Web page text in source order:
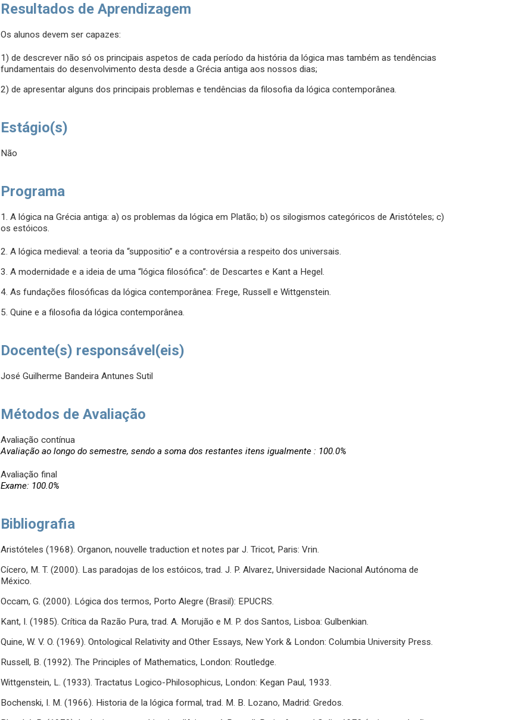
Resultados de Aprendizagem
Os alunos devem ser capazes:
1) de descrever não só os principais aspetos de cada período da história da lógica mas também as tendências
fundamentais do desenvolvimento desta desde a Grécia antiga aos nossos dias;
2) de apresentar alguns dos principais problemas e tendências da filosofia da lógica contemporânea.
Estágio(s)
Não
Programa
1. A lógica na Grécia antiga: a) os problemas da lógica em Platão; b) os silogismos categóricos de Aristóteles; c)
os estóicos.
2. A lógica medieval: a teoria da “suppositio” e a controvérsia a respeito dos universais.
3. A modernidade e a ideia de uma “lógica filosófica”: de Descartes e Kant a Hegel.
4. As fundações filosóficas da lógica contemporânea: Frege, Russell e Wittgenstein.
5. Quine e a filosofia da lógica contemporânea.
Docente(s) responsável(eis)
José Guilherme Bandeira Antunes Sutil
Métodos de Avaliação
Avaliação contínua
Avaliação ao longo do semestre, sendo a soma dos restantes itens igualmente : 100.0%
Avaliação final
Exame: 100.0%
Bibliografia
Aristóteles (1968). Organon, nouvelle traduction et notes par J. Tricot, Paris: Vrin.
Cícero, M. T. (2000). Las paradojas de los estóicos, trad. J. P. Alvarez, Universidade Nacional Autónoma de
México.
Occam, G. (2000). Lógica dos termos, Porto Alegre (Brasil): EPUCRS.
Kant, I. (1985). Crítica da Razão Pura, trad. A. Morujão e M. P. dos Santos, Lisboa: Gulbenkian.
Quine, W. V. O. (1969). Ontological Relativity and Other Essays, New York & London: Columbia University Press.
Russell, B. (1992). The Principles of Mathematics, London: Routledge.
Wittgenstein, L. (1933). Tractatus Logico-Philosophicus, London: Kegan Paul, 1933.
Bochenski, I. M. (1966). Historia de la lógica formal, trad. M. B. Lozano, Madrid: Gredos.